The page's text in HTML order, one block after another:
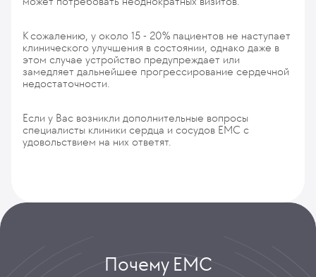
К сожалению, у около 15 - 20% пациентов не наступает
клинического улучшения в состоянии, однако даже в
этом случае устройство предупреждает или
замедляет дальнейшее прогрессирование сердечной
недостаточности.
Если у Вас возникли дополнительные вопросы
специалисты клиники сердца и сосудов ЕМС с
удовольствием на них ответят.
Почему ЕМС